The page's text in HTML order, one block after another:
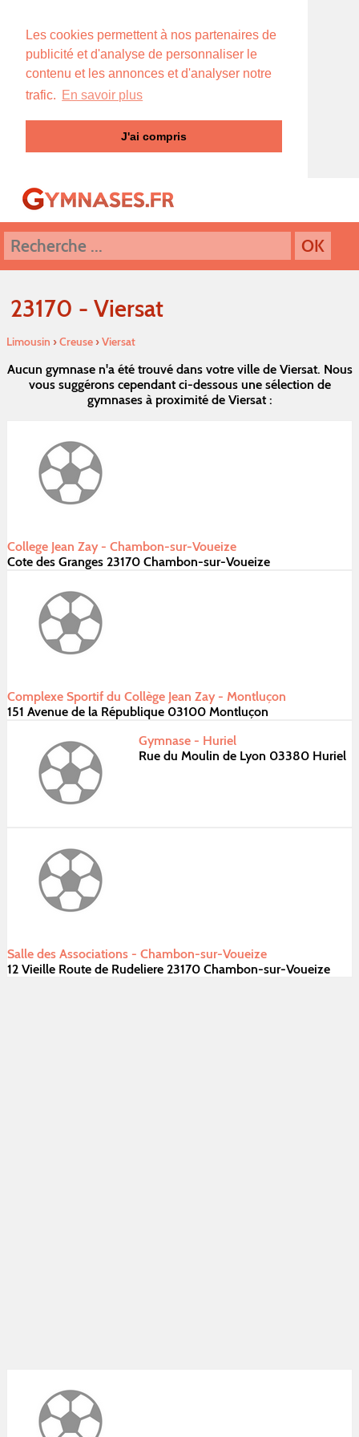
Les cookies permettent à nos partenaires de
publicité et d'analyse de personnaliser le
contenu et les annonces et d'analyser notre
trafic. En savoir plus
J'ai compris
23170 - Viersat
Limousin ›Creuse›Viersat
Aucun gymnase n'a été trouvé dans votre ville de Viersat. Nous
vous suggérons cependant ci-dessous une sélection de
gymnases à proximité de Viersat :
College Jean Zay - Chambon-sur-Voueize
Cote des Granges 23170 Chambon-sur-Voueize
Complexe Sportif du Collège Jean Zay - Montluçon
151 Avenue de la République 03100 Montluçon
Gymnase - Huriel
Rue du Moulin de Lyon 03380 Huriel
Salle des Associations - Chambon-sur-Voueize
12 Vieille Route de Rudeliere 23170 Chambon-sur-Voueize